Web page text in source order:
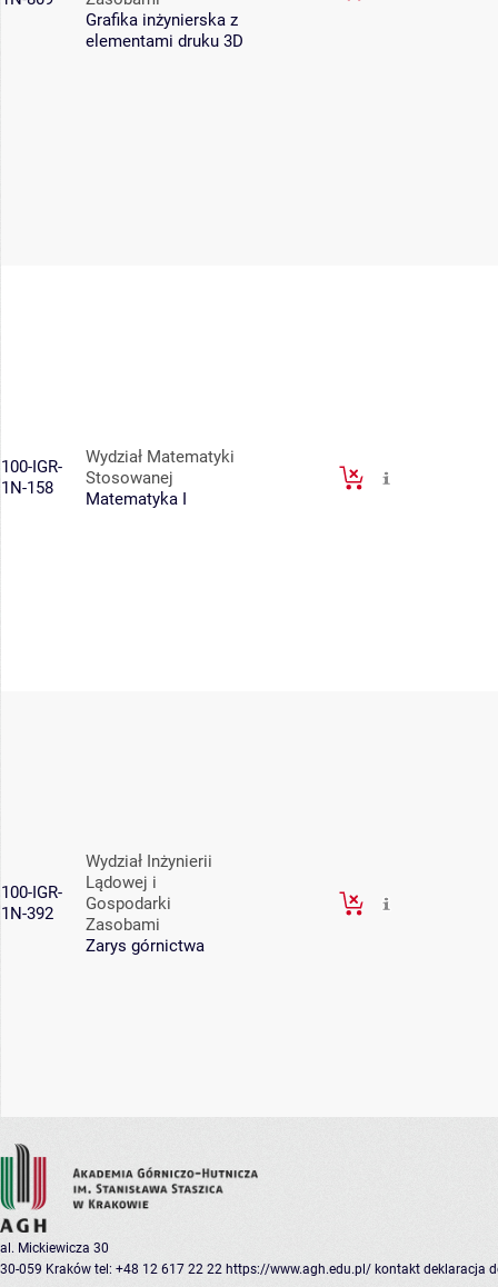
Grafika inżynierska z
elementami druku 3D
100-IGR-
1N-158
Wydział Matematyki
Stosowanej
Matematyka I
100-IGR-
1N-392
Wydział Inżynierii
Lądowej i
Gospodarki
Zasobami
Zarys górnictwa
al. Mickiewicza 30
30-059 Kraków tel: +48 12 617 22 22 https://www.agh.edu.pl/ kontakt deklaracja